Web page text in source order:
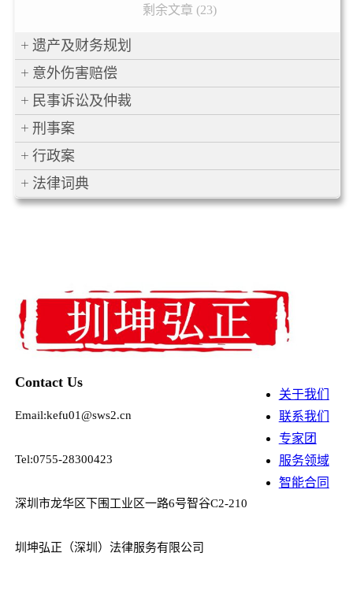
剩余文章 (23)
遗产及财务规划
意外伤害赔偿
民事诉讼及仲裁
刑事案
行政案
法律词典
Contact Us
Email:kefu01@sws2.cn
Tel:0755-28300423
深圳市龙华区下围工业区一路6号智谷C2-210
圳坤弘正（深圳）法律服务有限公司
关于我们
联系我们
专家团
服务领域
智能合同